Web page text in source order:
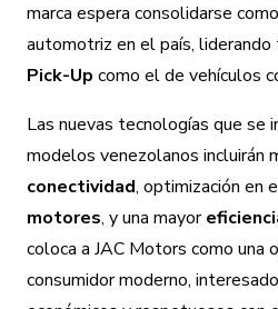
marca espera consolidarse
automotriz en el país,
Pick-Up como el de vehículos
Las nuevas tecnologías que se
modelos venezolanos incluirán
conectividad, optimización en
motores, y una mayor
coloca a JAC Motors como una
consumidor moderno,